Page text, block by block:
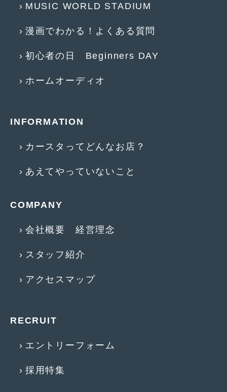
MUSIC WORLD STADIUM
漫画でわかる！よくある質問
初心者の日 Beginners DAY
ホームオーディオ
INFORMATION
カースタってどんなお店？
あえてやっていないこと
COMPANY
会社概要 経営理念
スタッフ紹介
アクセスマップ
RECRUIT
エントリーフォーム
採用特集